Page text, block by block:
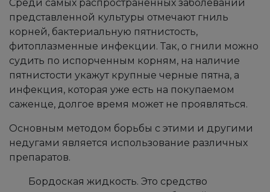
Среди самых распространенных заболеваний
представленной культуры отмечают гниль
корней, бактериальную пятнистость,
фитоплазменные инфекции. Так, о гнили можно
судить по испорченным корням, на наличие
пятнистости укажут крупные черные пятна, а
инфекция, которая уже есть на покупаемом
саженце, долгое время может не проявляться.
Основным методом борьбы с этими и другими
недугами является использование различных
препаратов.
Бордоская жидкость. Это средство